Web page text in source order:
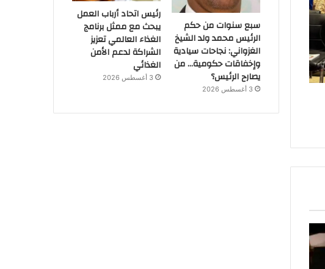
سبع سنوات من حكم
الرئيس محمد ولد الشيخ
الغزواني: نجاحات سيادية
وإخفاقات حكومية… من
يصارح الرئيس؟
3 أغسطس 2026
رئيس اتحاد أرباب العمل
يبحث مع ممثل برنامج
الغذاء العالمي تعزيز
الشراكة لدعم الأمن
الغذائي
3 أغسطس 2026